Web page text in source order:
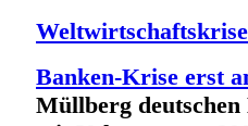
Banken-Krise erst
Müllberg deutschen